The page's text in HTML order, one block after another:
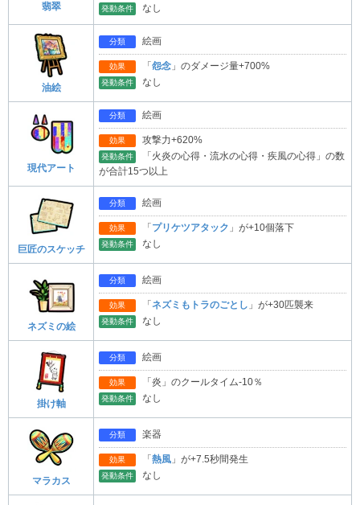
翡翠 発動条件 なし
油絵
分類 絵画
効果 「 怨念 」のダメージ量+700%
発動条件 なし
現代アート
分類 絵画
効果 攻撃力+620%
発動条件
「火炎の心得・流水の心得・疾風の心得」の数
が合計15つ以上
巨匠のスケッチ
分類 絵画
効果 「 プリケツアタック 」が+10個落下
発動条件 なし
ネズミの絵
分類 絵画
効果 「 ネズミもトラのごとし 」が+30匹襲来
発動条件 なし
掛け軸
分類 絵画
効果 「炎」のクールタイム-10％
発動条件 なし
マラカス
分類 楽器
効果 「 熱風 」が+7.5秒間発生
発動条件 なし